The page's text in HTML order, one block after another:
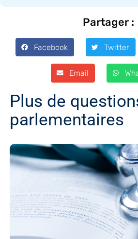
Partager :
Facebook Twitter
Email
Plus de
parlementaires